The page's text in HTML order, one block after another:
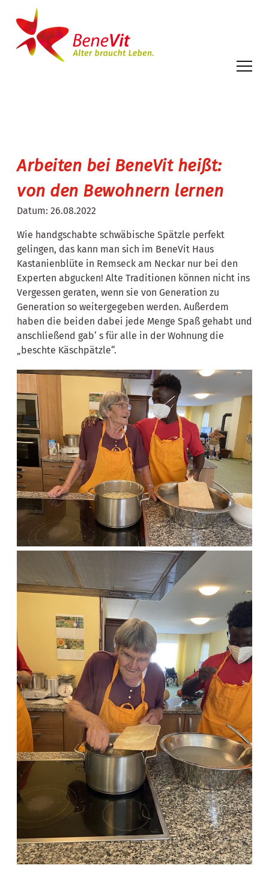
Arbeiten bei BeneVit heißt:
von den Bewohnern lernen
Datum: 26.08.2022
Wie handgschabte schwäbische Spätzle perfekt
gelingen, das kann man sich im BeneVit Haus
Kastanienblüte in Remseck am Neckar nur bei den
Experten abgucken! Alte Traditionen können nicht ins
Vergessen geraten, wenn sie von Generation zu
Generation so weitergegeben werden. Außerdem
haben die beiden dabei jede Menge Spaß gehabt und
anschließend gab‘ s für alle in der Wohnung die
„beschte Käschpätzle“.